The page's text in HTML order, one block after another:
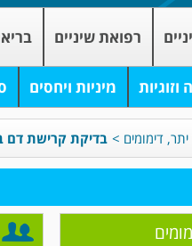
רפואת שיניים
מיניות ויחסים
דימומים > בדיקת קרישת דם